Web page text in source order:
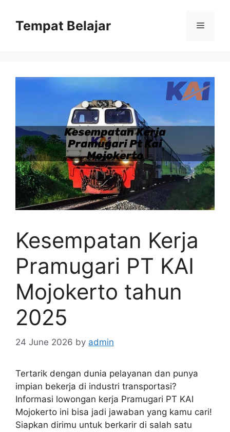
contentTempat Belajar Menu
Kesempatan Kerja
Pramugari PT KAI
Mojokerto tahun
2025
24 June 2026 by admin
Tertarik dengan dunia pelayanan dan punya
impian bekerja di industri transportasi?
Informasi lowongan kerja Pramugari PT KAI
Mojokerto ini bisa jadi jawaban yang kamu cari!
Siapkan dirimu untuk berkarir di salah satu